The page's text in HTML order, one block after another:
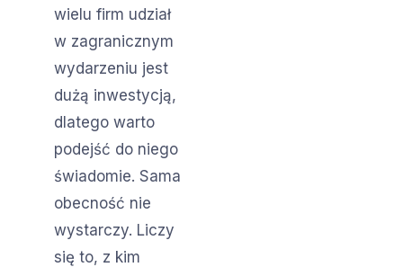
wielu firm udział
w zagranicznym
wydarzeniu jest
dużą inwestycją,
dlatego warto
podejść do niego
świadomie. Sama
obecność nie
wystarczy. Liczy
się to, z kim